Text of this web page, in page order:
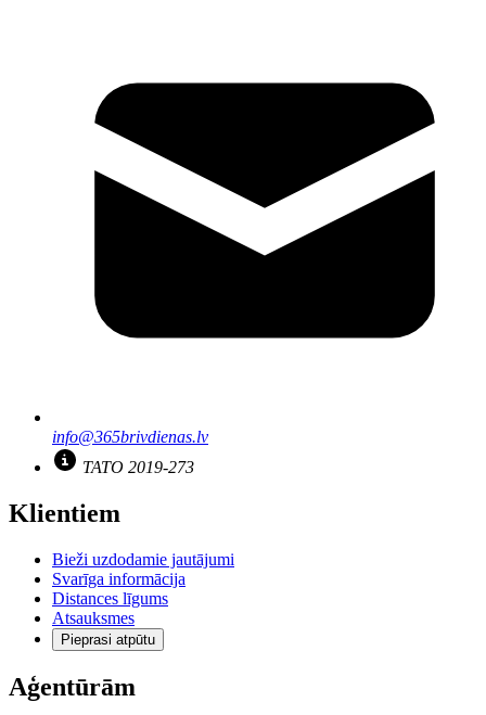
info@365brivdienas.lv
TATO 2019-273
Klientiem
Bieži uzdodamie jautājumi
Svarīga informācija
Distances līgums
Atsauksmes
Pieprasi atpūtu
Aģentūrām